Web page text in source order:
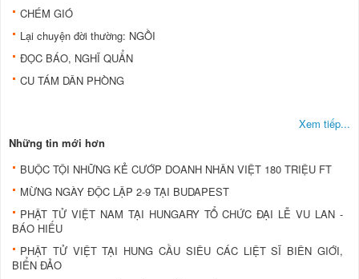
CHÉM GIÓ
Lại chuyện đời thường: NGỒI
ĐỌC BÁO, NGHĨ QUẨN
CU TÁM DÂN PHÒNG
Xem tiếp...
Những tin mới hơn
BUỘC TỘI NHỮNG KẺ CƯỚP DOANH NHÂN VIỆT 180 TRIỆU FT
MỪNG NGÀY ĐỘC LẬP 2-9 TẠI BUDAPEST
PHẬT TỬ VIỆT NAM TẠI HUNGARY TỔ CHỨC ĐẠI LỄ VU LAN -
BÁO HIẾU
PHẬT TỬ VIỆT TẠI HUNG CẦU SIÊU CÁC LIỆT SĨ BIÊN GIỚI,
BIỂN ĐẢO